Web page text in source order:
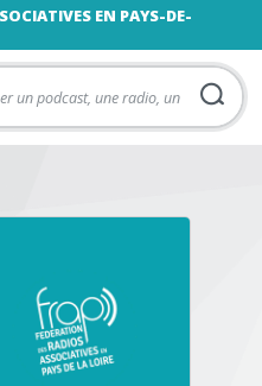
EN PAYS-DE-